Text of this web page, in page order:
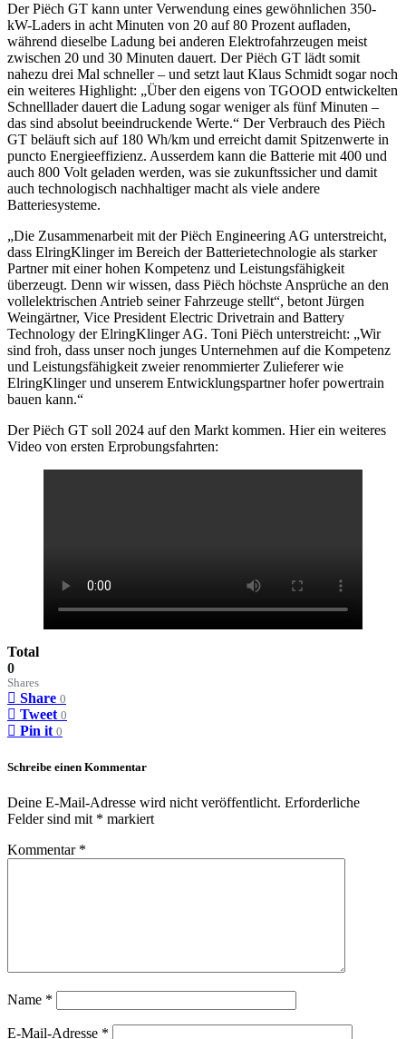
Der Piëch GT kann unter Verwendung eines gewöhnlichen 350-
kW-Laders in acht Minuten von 20 auf 80 Prozent aufladen,
während dieselbe Ladung bei anderen Elektrofahrzeugen meist
zwischen 20 und 30 Minuten dauert. Der Piëch GT lädt somit
nahezu drei Mal schneller – und setzt laut Klaus Schmidt sogar noch
ein weiteres Highlight: „Über den eigens von TGOOD entwickelten
Schnelllader dauert die Ladung sogar weniger als fünf Minuten –
das sind absolut beeindruckende Werte.“ Der Verbrauch des Piëch
GT beläuft sich auf 180 Wh/km und erreicht damit Spitzenwerte in
puncto Energieeffizienz. Ausserdem kann die Batterie mit 400 und
auch 800 Volt geladen werden, was sie zukunftssicher und damit
auch technologisch nachhaltiger macht als viele andere
Batteriesysteme.
„Die Zusammenarbeit mit der Piëch Engineering AG unterstreicht,
dass ElringKlinger im Bereich der Batterietechnologie als starker
Partner mit einer hohen Kompetenz und Leistungsfähigkeit
überzeugt. Denn wir wissen, dass Piëch höchste Ansprüche an den
vollelektrischen Antrieb seiner Fahrzeuge stellt“, betont Jürgen
Weingärtner, Vice President Electric Drivetrain and Battery
Technology der ElringKlinger AG. Toni Piëch unterstreicht: „Wir
sind froh, dass unser noch junges Unternehmen auf die Kompetenz
und Leistungsfähigkeit zweier renommierter Zulieferer wie
ElringKlinger und unserem Entwicklungspartner hofer powertrain
bauen kann.“
Der Piëch GT soll 2024 auf den Markt kommen. Hier ein weiteres
Video von ersten Erprobungsfahrten:
Total
0
Shares
Share 0
Tweet 0
Pin it 0
Schreibe einen Kommentar
Deine E-Mail-Adresse wird nicht veröffentlicht. Erforderliche
Felder sind mit * markiert
Kommentar *
Name *
E-Mail-Adresse *